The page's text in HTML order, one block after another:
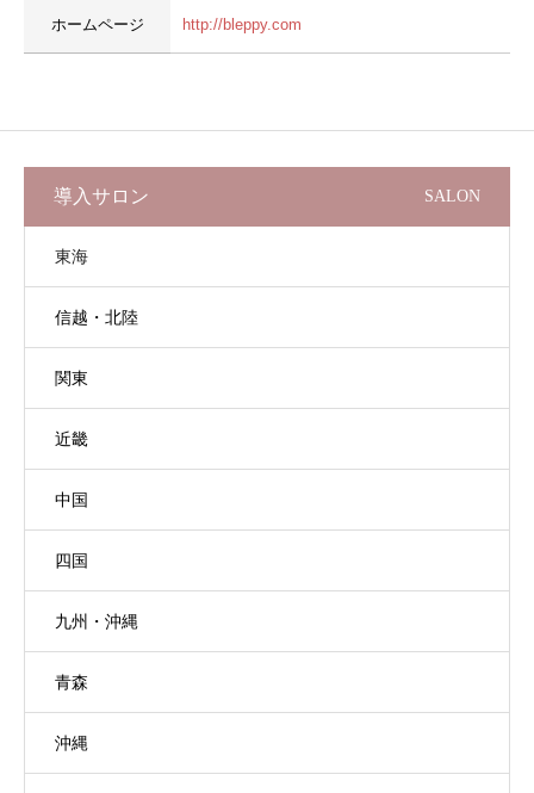
ホームページ http://bleppy.com
導入サロン SALON
東海
信越・北陸
関東
近畿
中国
四国
九州・沖縄
青森
沖縄